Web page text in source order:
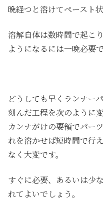
晩経つと溶けてペースト状
溶解自体は数時間で起こ
ようになるには一晩必要で
どうしても早くランナー
刻んだ工程を次のように変
カンナがけの要領でパー
れを溶かせば短時間で行
なく大変です。
すぐに必要、あるいは少
れてよいでしょう。